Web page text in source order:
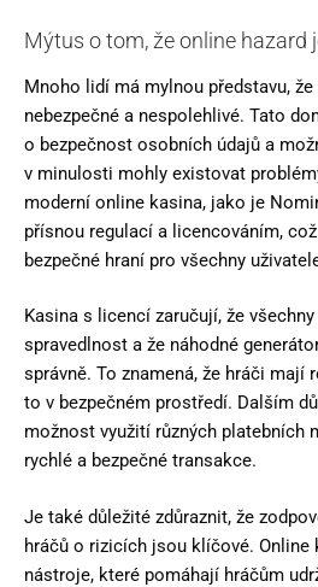
Mýtus o tom, že online hazard
Mnoho lidí má mylnou představu,
nebezpečné a nespolehlivé. Tato
o bezpečnost osobních údajů a
v minulosti mohly existovat
moderní online kasina, jako je
přísnou regulací a licencováním,
bezpečné hraní pro všechny
Kasina s licencí zaručují, že
spravedlnost a že náhodné
správně. To znamená, že hráči mají
to v bezpečném prostředí. Dalším
možnost využití různých platebních
rychlé a bezpečné transakce.
Je také důležité zdůraznit, že
hráčů o rizicích jsou klíčové.
nástroje, které pomáhají hráčům